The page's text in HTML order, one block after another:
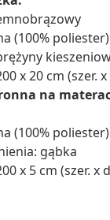
(100% poliester)
x 20 cm (szer. x
na
(100% poliester)
gąbka
x 5 cm (szer. x